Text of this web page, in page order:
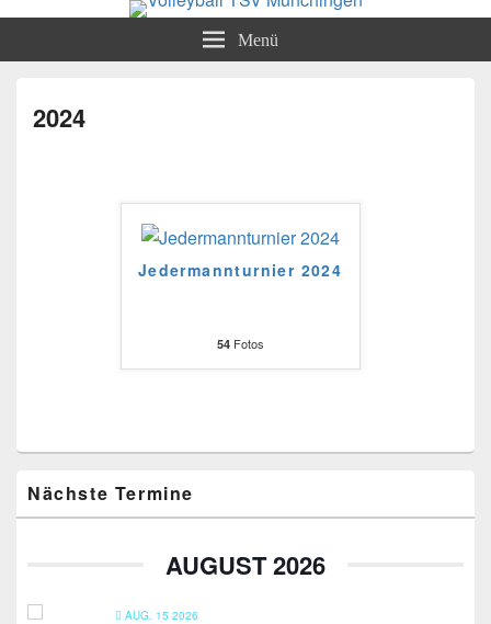
Volleyball TSV Münchingen
Menü
2024
Jedermannturnier 2024
54Fotos
Seitenleisten-
Widgetbereich
Nächste Termine
AUGUST 2026
AUG. 15 2026